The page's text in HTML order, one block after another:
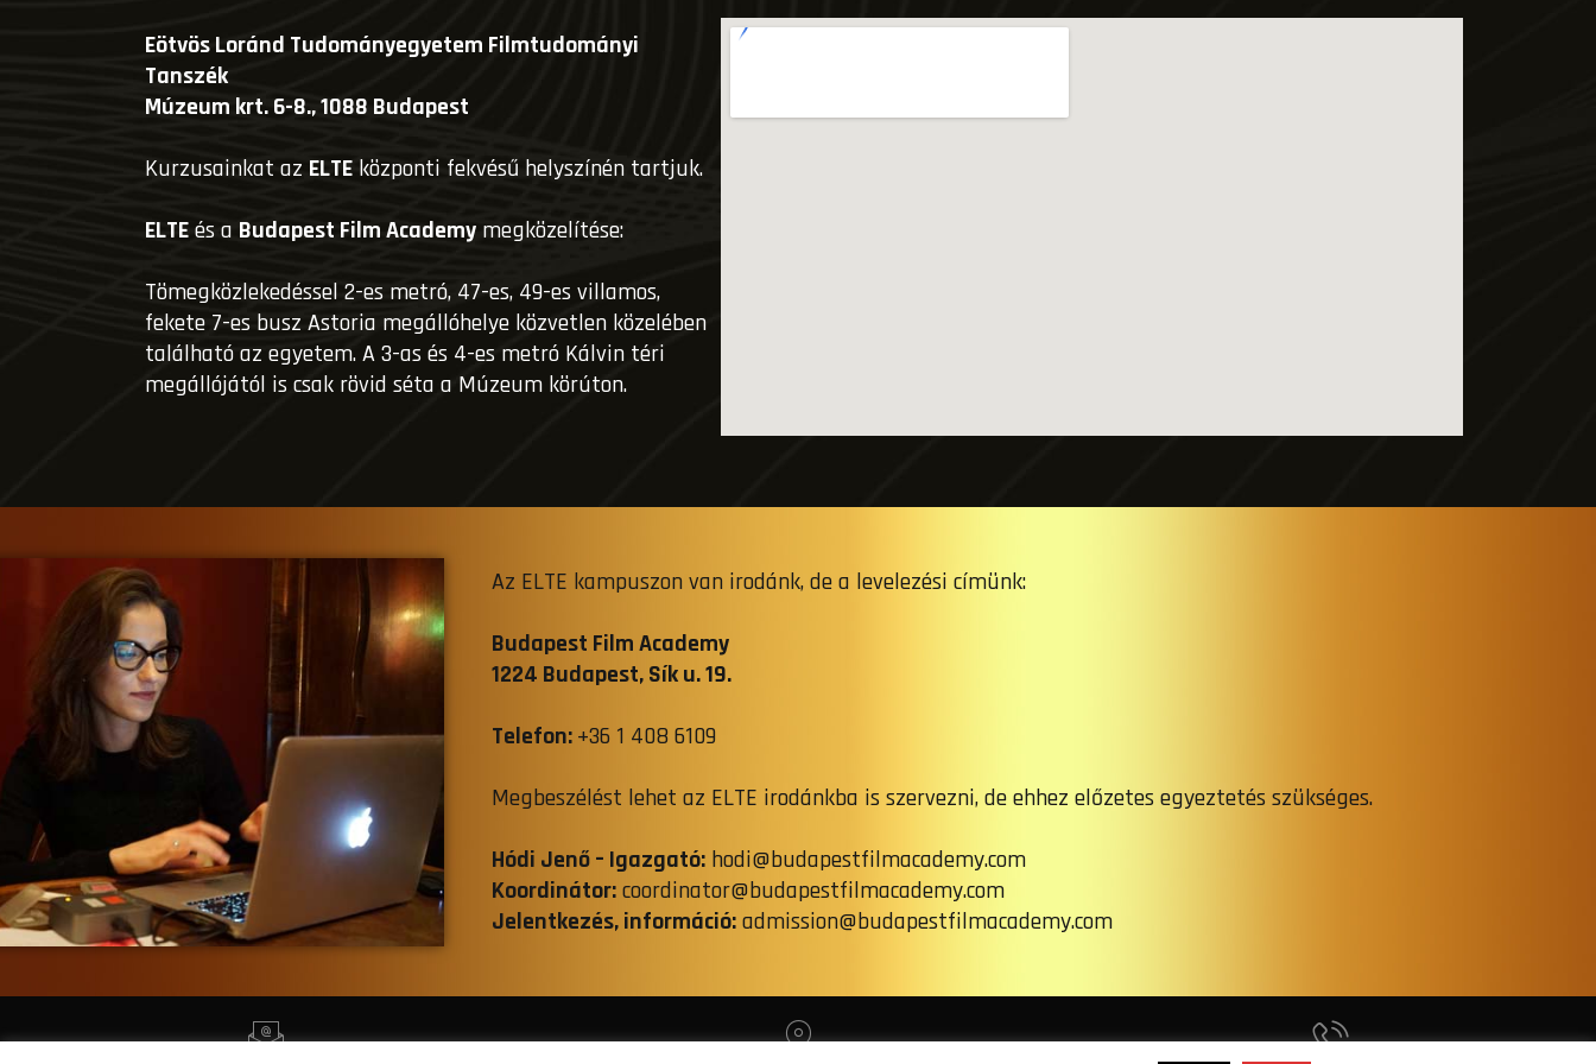
Eötvös Loránd Tudományegyetem Filmtudományi
Tanszék
Múzeum krt. 6-8., 1088 Budapest
Kurzusainkat az ELTE központi fekvésű helyszínén tartjuk.
ELTEés a Budapest Film Academy megközelítése:
Tömegközlekedéssel 2-es metró, 47-es, 49-es villamos,
fekete 7-es busz Astoria megállóhelye közvetlen közelében
található az egyetem. A 3-as és 4-es metró Kálvin téri
megállójától is csak rövid séta a Múzeum körúton.
Az ELTE kampuszon van irodánk, de a levelezési címünk:
Budapest Film Academy
1224 Budapest, Sík u. 19.
Telefon:+36 1 408 6109
Megbeszélést lehet az ELTE irodánkba is szervezni, de ehhez előzetes egyeztetés szükséges.
Hódi Jenő – Igazgató:hodi@budapestfilmacademy.com
Koordinátor:coordinator@budapestfilmacademy.com
Jelentkezés, információ:admission@budapestfilmacademy.com